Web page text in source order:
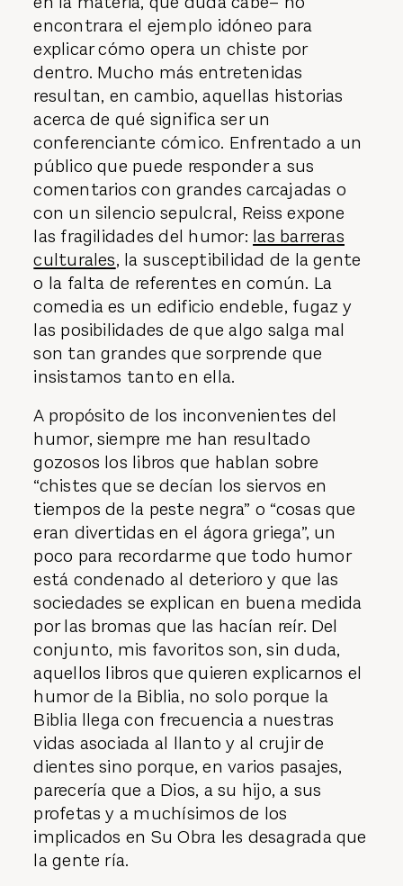
encontrara el ejemplo idóneo para
explicar cómo opera un chiste por
dentro. Mucho más entretenidas
resultan, en cambio, aquellas historias
acerca de qué significa ser un
conferenciante cómico. Enfrentado a un
público que puede responder a sus
comentarios con grandes carcajadas o
con un silencio sepulcral, Reiss expone
las fragilidades del humor: las barreras
culturales, la susceptibilidad de la gente
o la falta de referentes en común. La
comedia es un edificio endeble, fugaz y
las posibilidades de que algo salga mal
son tan grandes que sorprende que
insistamos tanto en ella.
A propósito de los inconvenientes del
humor, siempre me han resultado
gozosos los libros que hablan sobre
“chistes que se decían los siervos en
tiempos de la peste negra” o “cosas que
eran divertidas en el ágora griega”, un
poco para recordarme que todo humor
está condenado al deterioro y que las
sociedades se explican en buena medida
por las bromas que las hacían reír. Del
conjunto, mis favoritos son, sin duda,
aquellos libros que quieren explicarnos el
humor de la Biblia, no solo porque la
Biblia llega con frecuencia a nuestras
vidas asociada al llanto y al crujir de
dientes sino porque, en varios pasajes,
parecería que a Dios, a su hijo, a sus
profetas y a muchísimos de los
implicados en Su Obra les desagrada que
la gente ría.